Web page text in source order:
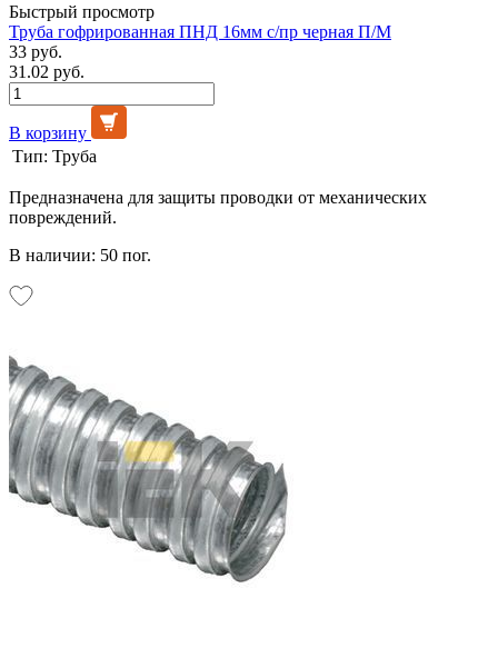
Быстрый просмотр
Труба гофрированная ПНД 16мм с/пр черная П/М
33 руб.
31.02 руб.
В корзину
Тип: Труба
Предназначена для защиты проводки от механических
повреждений.
В наличии: 50 пог.